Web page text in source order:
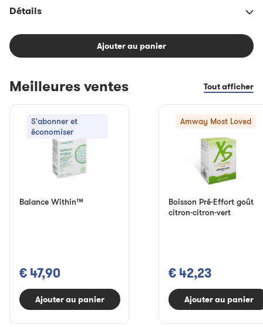
Détails
Ajouter au panier
Meilleures ventes Tout afficher
S'abonner et
économiser
Balance Within™
€ 47,90
Ajouter au panier
Amway Most Loved
Boisson Pré-Effort goût
citron-citron-vert
€ 42,23
Ajouter au panier